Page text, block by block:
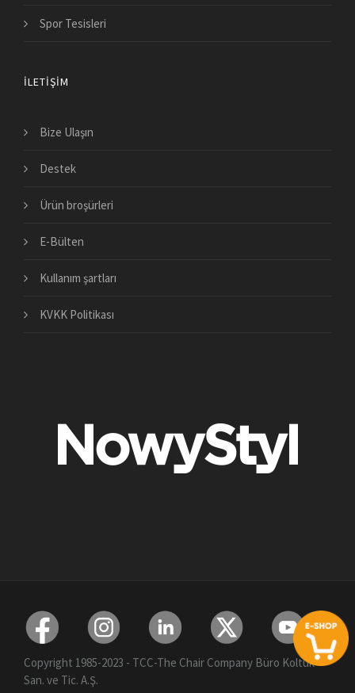
Spor Tesisleri
İLETIŞIM
Bize Ulaşın
Destek
Ürün broşürleri
E-Bülten
Kullanım şartları
KVKK Politikası
Copyright 1985-2023 - TCC-The Chair Company Büro Koltuk
San. ve Tic. A.Ş.